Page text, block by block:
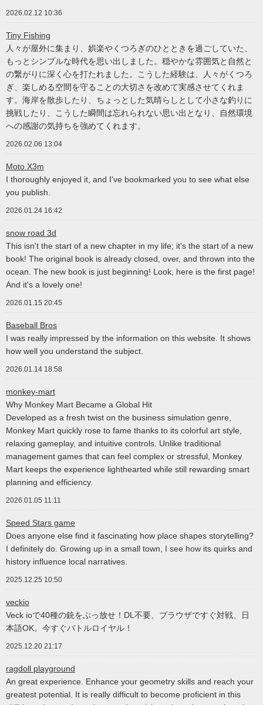
2026.02.12 10:36
Tiny Fishing
人々が屋外に集まり、娯楽やくつろぎのひとときを過ごしていた、
もっとシンプルな時代を思い出しました。穏やかな雰囲気と自然と
の繋がりに深く心を打たれました。こうした経験は、人々がくつろ
ぎ、楽しめる空間を守ることの大切さを改めて実感させてくれま
す。海岸を散歩したり、ちょっとした気晴らしとして小さな釣りに
挑戦したり、こうした瞬間は忘れられない思い出となり、自然環境
への感謝の気持ちを強めてくれます。
2026.02.06 13:04
Moto X3m
I thoroughly enjoyed it, and I've bookmarked you to see what else
you publish.
2026.01.24 16:42
snow road 3d
This isn't the start of a new chapter in my life; it's the start of a new
book! The original book is already closed, over, and thrown into the
ocean. The new book is just beginning! Look, here is the first page!
And it's a lovely one!
2026.01.15 20:45
Baseball Bros
I was really impressed by the information on this website. It shows
how well you understand the subject.
2026.01.14 18:58
monkey-mart
Why Monkey Mart Became a Global Hit
Developed as a fresh twist on the business simulation genre,
Monkey Mart quickly rose to fame thanks to its colorful art style,
relaxing gameplay, and intuitive controls. Unlike traditional
management games that can feel complex or stressful, Monkey
Mart keeps the experience lighthearted while still rewarding smart
planning and efficiency.
2026.01.05 11:11
Speed Stars game
Does anyone else find it fascinating how place shapes storytelling?
I definitely do. Growing up in a small town, I see how its quirks and
history influence local narratives.
2025.12.25 10:50
veckio
Veck ioで40種の銃をぶっ放せ！DL不要、ブラウザですぐ対戦、日
本語OK。今すぐバトルロイヤル！
2025.12.20 21:17
ragdoll playground
An great experience. Enhance your geometry skills and reach your
greatest potential. It is really difficult to become proficient in this